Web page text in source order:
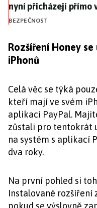
nyní přicházejí přímo
BEZPEČNOST
Rozšíření Honey
iPhonů
Celá věc se týká
kteří mají ve svém
aplikaci PayPal.
zůstali pro tentokrát
na systém s aplikací
dva roky.
Na první pohled si
Instalované rozšíření
pokud se výslovně